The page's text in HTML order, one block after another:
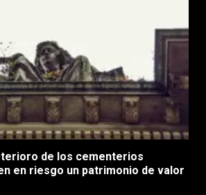
de los cementerios
en riesgo un patrimonio de valor